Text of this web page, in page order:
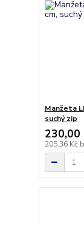
Manžeta
suchý zip
230,00
205,36 Kč